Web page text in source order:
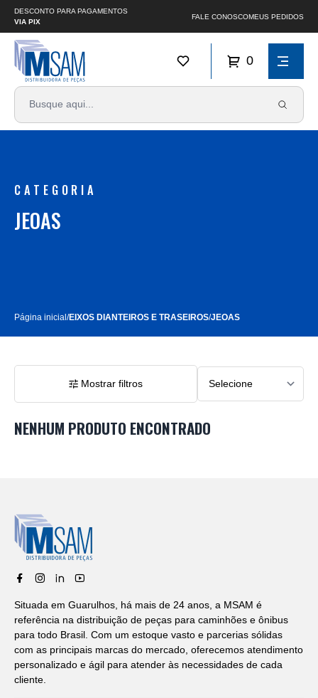
DESCONTO PARA PAGAMENTOS
VIA PIX
FALE CONOSCOMEUS PEDIDOS
0
CATEGORIA
JEOAS
Página inicial/EIXOS DIANTEIROS E TRASEIROS/JEOAS
Mostrar filtros
NENHUM PRODUTO ENCONTRADO
Situada em Guarulhos, há mais de 24 anos, a MSAM é
referência na distribuição de peças para caminhões e ônibus
para todo Brasil. Com um estoque vasto e parcerias sólidas
com as principais marcas do mercado, oferecemos atendimento
personalizado e ágil para atender às necessidades de cada
cliente.